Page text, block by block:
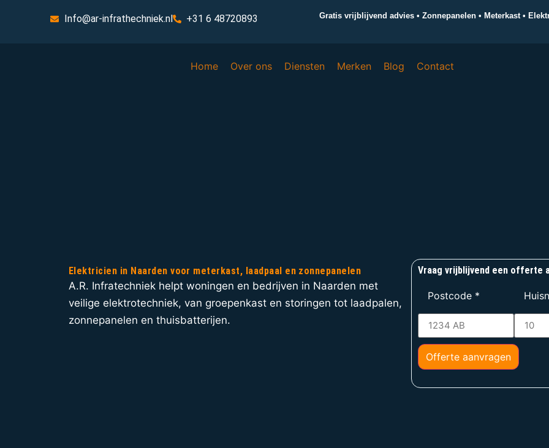
Info@ar-infrathechniek.nl +31 6 48720893 Gratis vrijblijvend advies • Zonnepanelen • Meterkast •
Home Over ons Diensten Merken Blog Contact
Elektricien in Naarden voor meterkast, laadpaal en zonnepanelen
A.R. Infratechniek helpt woningen en bedrijven in Naarden met
veilige elektrotechniek, van groepenkast en storingen tot laadpalen,
zonnepanelen en thuisbatterijen.
Vraag vrijblijvend een offerte
Postcode *
Offerte aanvragen